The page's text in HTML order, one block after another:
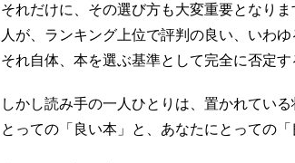
それだけに、その選び方も大変重要となり
人が、ランキング上位で評判の良い、いわ
それ自体、本を選ぶ基準として完全に否定す
しかし読み手の一人ひとりは、置かれてい
とっての「良い本」と、あなたにとっての「